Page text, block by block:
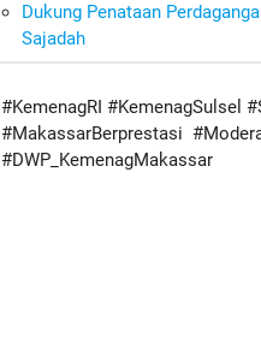
Dukung Penataan
Sajadah
#KemenagRI #KemenagSulsel
#MakassarBerprestasi
#DWP_KemenagMakassar